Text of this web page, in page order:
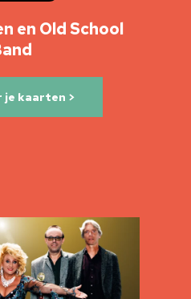
en Old School
je kaarten >